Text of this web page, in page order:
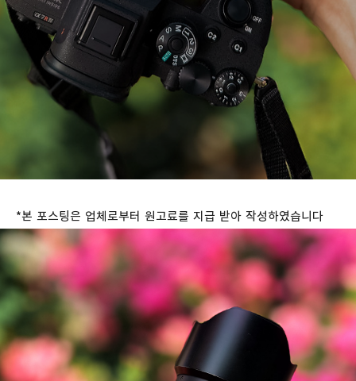
*본 포스팅은 업체로부터 원고료를 지급 받아 작성하였습니다